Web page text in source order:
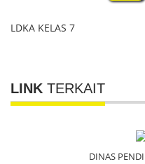
LDKA KELAS 7
LINK TERKAIT
DINAS